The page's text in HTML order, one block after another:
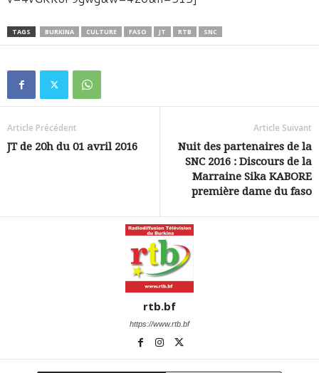
TAGS BURKINA CULTURE FASO JT RTB SNC
Article Précédent
JT de 20h du 01 avril 2016
Article Suivant
Nuit des partenaires de la
SNC 2016 : Discours de la
Marraine Sika KABORE
première dame du faso
rtb.bf
https://www.rtb.bf